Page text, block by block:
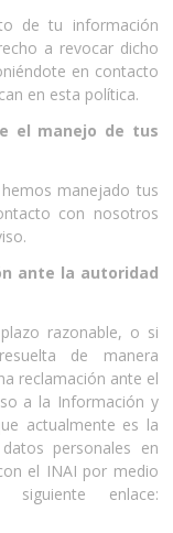
de tu información
a revocar dicho
en contacto
en esta política.
el manejo de tus
manejado tus
con nosotros
ante la autoridad
razonable, o si
de manera
reclamación ante el
a la Información y
actualmente es la
personales en
el INAI por medio
enlace: